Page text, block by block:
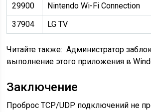
29900
Nintendo Wi-Fi Connection
37904
LG TV
Читайте также: Администратор
выполнение этого приложения в
Заключение
Проброс TCP/UDP подключений не